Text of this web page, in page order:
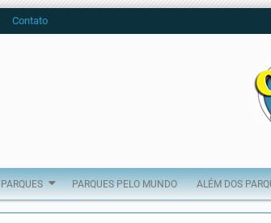
Contato
PARQUES PARQUES PELO MUNDO ALÉM DOS